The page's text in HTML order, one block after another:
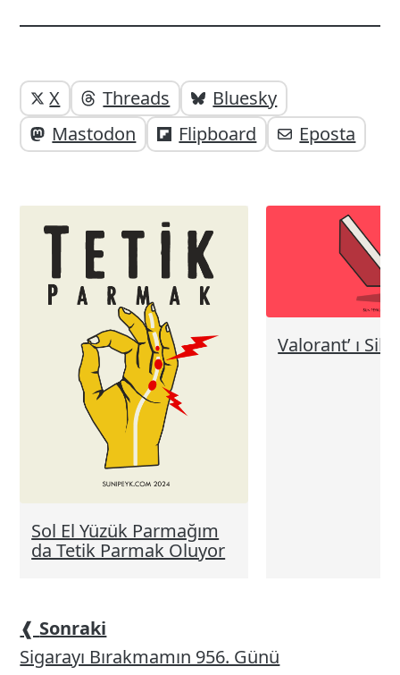
Yazı
altı
elemanları
Yazıyı
paylaşabilirsiniz;
X Threads
Bluesky
Mastodon
Flipboard Eposta
Sol El Yüzük Parmağım
da Tetik Parmak Oluyor
Valorant’ ı
❰ Sonraki
Sigarayı Bırakmamın 956. Günü